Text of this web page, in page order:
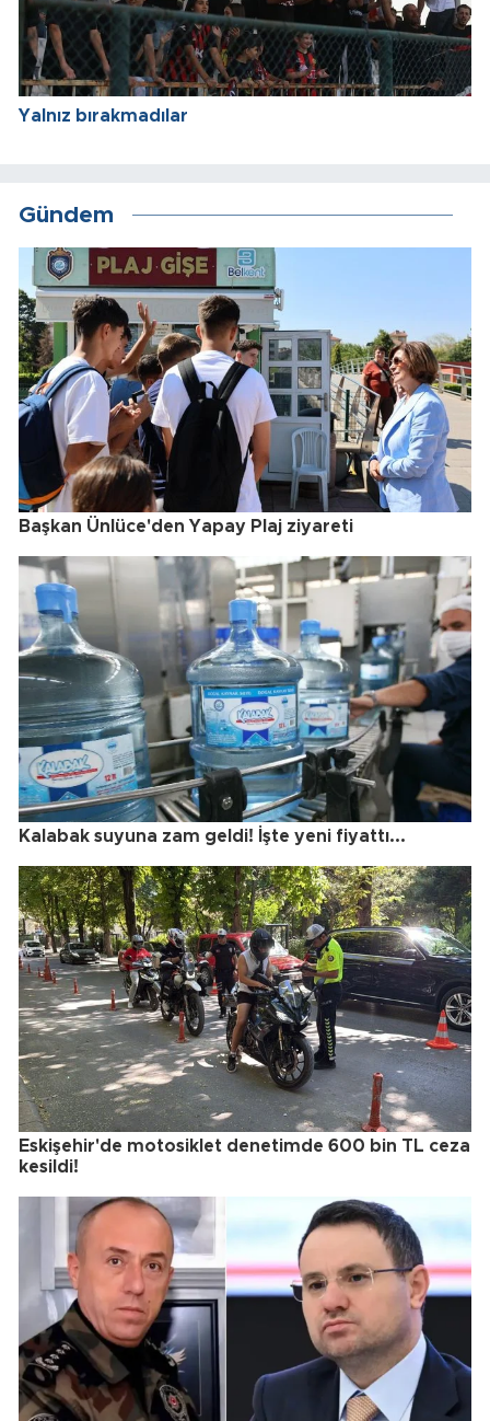
Yalnız bırakmadılar
Gündem
Başkan Ünlüce'den Yapay Plaj ziyareti
Kalabak suyuna zam geldi! İşte yeni fiyattı...
Eskişehir'de motosiklet denetimde 600 bin TL ceza
kesildi!